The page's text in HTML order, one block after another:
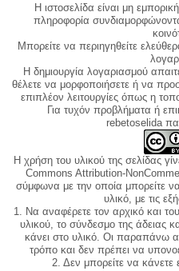
Η ιστοσελίδα είναι μη
πληροφορία
Μπορείτε να περιηγηθείτε
Η δημιουργία λογαριασμού
θέλετε να μορφοποιήσετε ή να
επιπλέον λειτουργίες όπως η
Για τυχόν προβλήματα ή
rebetoselida
Η χρήση του υλικού της σελίδας
Commons Attribution-
σύμφωνα με την οποία μπορείτε
υλικό, με τις
1. Να αναφέρετε τον αρχικό και
υλικού, το σύνδεσμο της άδειας
κάνει στο υλικό. Οι παραπάνω
τρόπο και δεν πρέπει να
2. Δεν μπορείτε να κάνετε